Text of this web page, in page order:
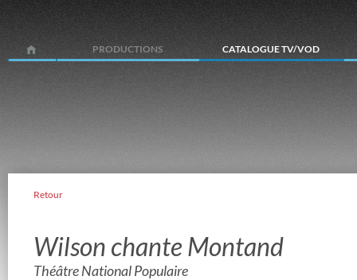
PRODUCTIONS CATALOGUE TV/VOD
Retour
Wilson chante Montand
Théâtre National Populaire